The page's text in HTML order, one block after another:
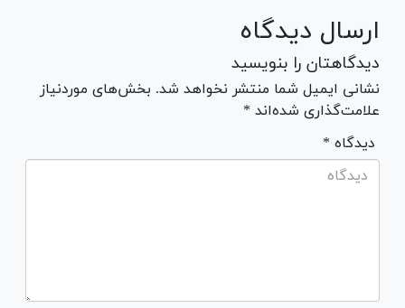
ارسال دیدگاه
دیدگاهتان را بنویسید
نشانی ایمیل شما منتشر نخواهد شد. بخش‌های موردنیاز
علامت‌گذاری شده‌اند *
* دیدگاه